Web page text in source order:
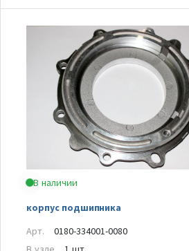
В наличии
корпус подшипника
Арт.
0180-334001-0080